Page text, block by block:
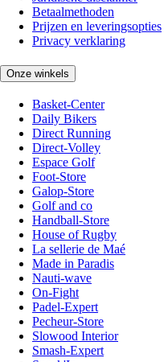
Betaalmethoden
Prijzen en leveringsopties
Privacy verklaring
Onze winkels
Basket-Center
Daily Bikers
Direct Running
Direct-Volley
Espace Golf
Foot-Store
Galop-Store
Golf and co
Handball-Store
House of Rugby
La sellerie de Maé
Made in Paradis
Nauti-wave
On-Fight
Padel-Expert
Pecheur-Store
Slowood Interior
Smash-Expert